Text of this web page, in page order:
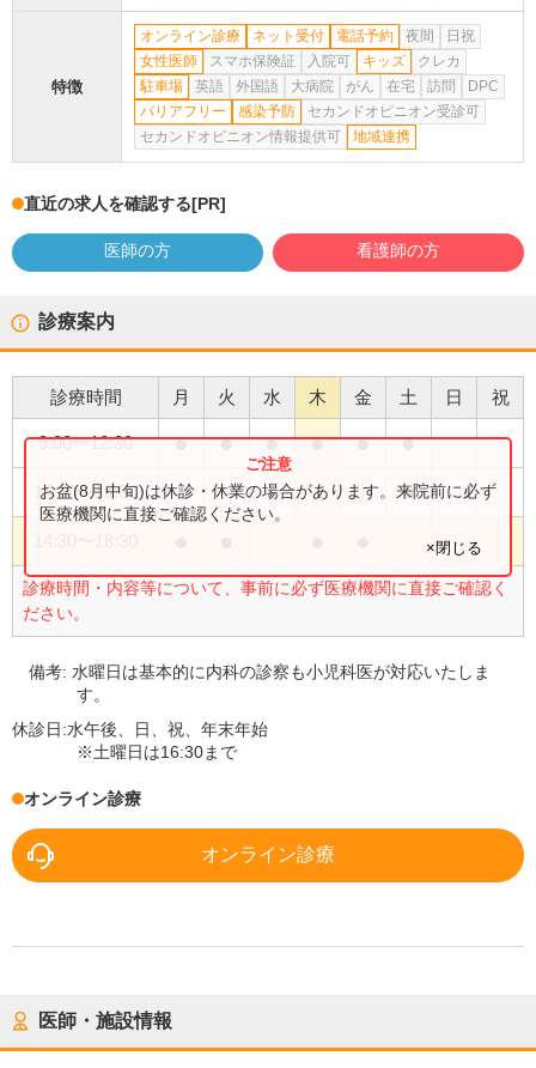
特徴
オンライン診療 ネット受付 電話予約 夜間
日祝
女性医師
スマホ保険証 入院可 キッズ
クレカ
駐車場
英語 外国語 大病院 がん 在宅 訪問
DPC
バリアフリー
感染予防
セカンドオピニオン受診可
セカンドオピニオン情報提供可
地域連携
直近の求人を確認する[PR]
医師の方 看護師の方
診療案内
診療時間 月 火 水 木 金 土 日 祝
9:00〜12:30 ● ● ● ● ● ●
14:30〜16:30 ●
診療時間・内容等について、事前に必ず医療機関に直接ご確認く
ださい。
お盆(8月中旬)は休診・休業の場合があります。来院前に必ず
医療機関に直接ご確認ください。
×閉じる
備考:水曜日は基本的に内科の診察も小児科医が対応いたしま
す。
休診日:水午後、日、祝、年末年始
※土曜日は16:30まで
オンライン診療
オンライン診療
医師・施設情報